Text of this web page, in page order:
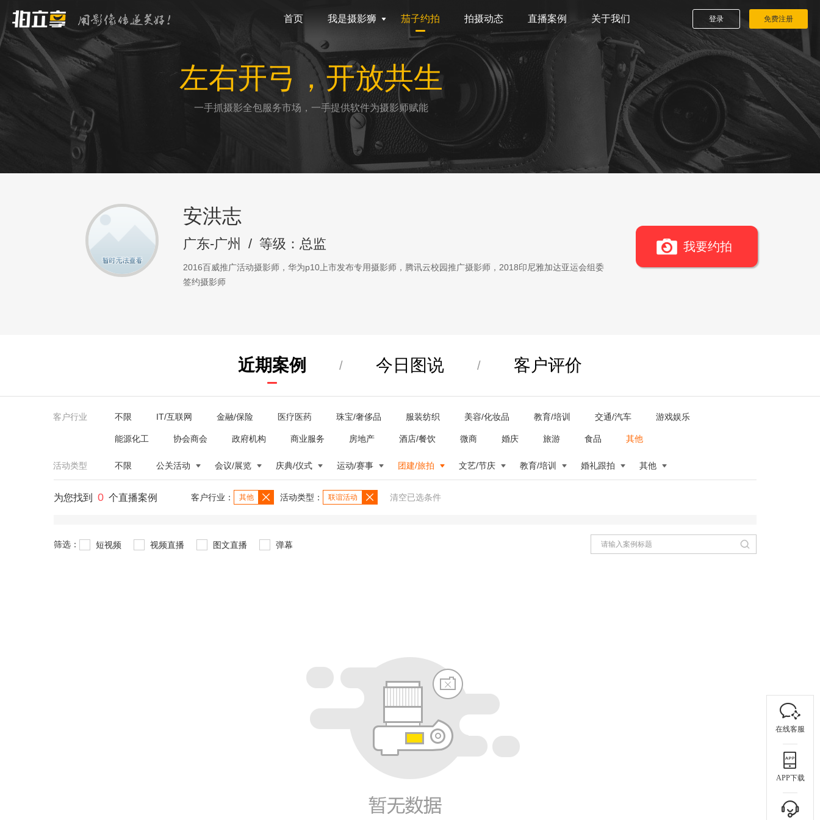
首页 我是摄影狮 茄子约拍 拍摄动态 直播案例 关于我们 登录 免费注册
左右开弓，开放共生
一手抓摄影全包服务市场，一手提供软件为摄影师赋能
安洪志
广东-广州 / 等级：总监
2016百威推广活动摄影师，华为p10上市发布专用摄影师，腾讯云校园推广摄影师，2018印尼雅加达亚运会组委
签约摄影师
我要约拍
近期案例 / 今日图说 / 客户评价
客户行业 不限 IT/互联网 金融/保险 医疗医药 珠宝/奢侈品 服装纺织 美容/化妆品 教育/培训 交通/汽车 游戏娱乐
能源化工 协会商会 政府机构 商业服务 房地产 酒店/餐饮 微商 婚庆 旅游 食品 其他
活动类型 不限 公关活动 会议/展览 庆典/仪式 运动/赛事 团建/旅拍 文艺/节庆 教育/培训 婚礼跟拍 其他
为您找到 0 个直播案例 客户行业： 其他 活动类型： 联谊活动 清空已选条件
筛选： 短视频 视频直播 图文直播 弹幕
在线客服
APP下载